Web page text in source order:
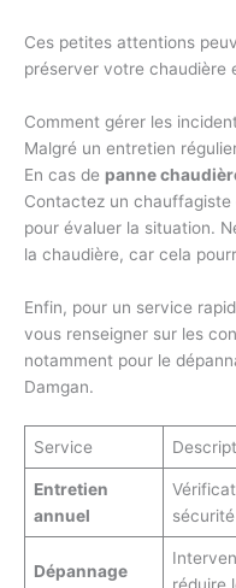
Ces petites attentions
préserver votre chaudière
Comment gérer les
Malgré un entretien
En cas de panne
Contactez un
pour évaluer la situation.
la chaudière, car cela
Enfin, pour un service
vous renseigner sur les
notamment pour le
Damgan.
Service
Entretien
annuel
Dépannage